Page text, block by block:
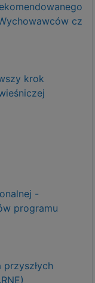
cz
krok
-
programu